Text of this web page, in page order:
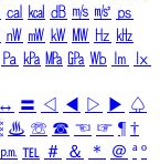
㎈ ㎉ ㏈ ㎧ ㎨ ㎰
㎻ ㎽ ㎾ ㎿ ㎐ ㎑
㎩ ㎪ ㎫ ㎬ ㏝ ㏐
㏓
↔ 〓 ◁ ◀ ▷ ▶ ♤
♨ ☏ ☎ ☜ ☞ ¶ †
㏘ ℡ ＃ ＆ ＊ ＠ ª º